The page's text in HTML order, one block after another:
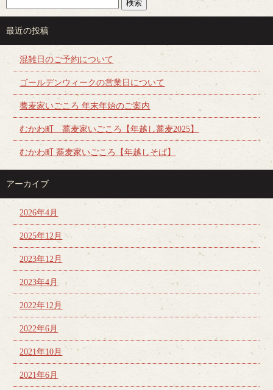
最近の投稿
混雑日のご予約について
ゴールデンウィークの営業日について
蕎麦家いごころ 年末年始のご案内
むかわ町 蕎麦家いごころ【年越し蕎麦2025】
むかわ町 蕎麦家いごころ【年越しそば】
アーカイブ
2026年4月
2025年12月
2023年12月
2023年4月
2022年12月
2022年6月
2021年10月
2021年6月